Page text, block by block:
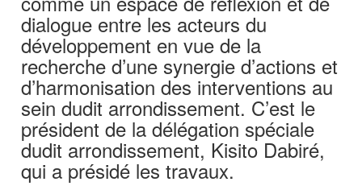
dialogue entre les acteurs du
développement en vue de la
recherche d’une synergie d’actions et
d’harmonisation des interventions au
sein dudit arrondissement. C’est le
président de la délégation spéciale
dudit arrondissement, Kisito Dabiré,
qui a présidé les travaux.